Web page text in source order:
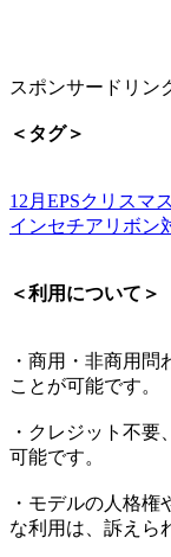
スポンサードリン
＜タグ＞
12月 EPSクリスマス
インセチア リボン
＜利用について＞
・商用・非商用
ことが可能です。
・クレジット不
可能です。
・モデルの人格
な利用は、訴えら